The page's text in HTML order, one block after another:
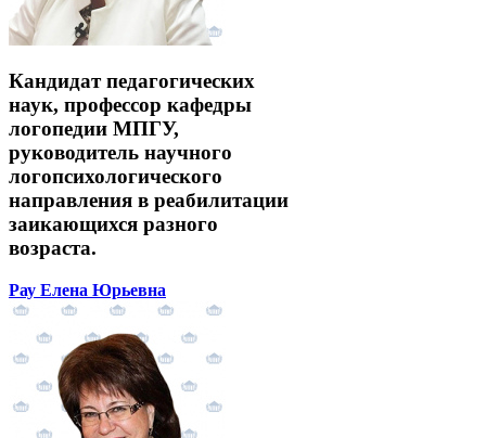
Кандидат педагогических
наук, профессор кафедры
логопедии МПГУ,
руководитель научного
логопсихологического
направления в реабилитации
заикающихся разного
возраста.
Рау Елена Юрьевна